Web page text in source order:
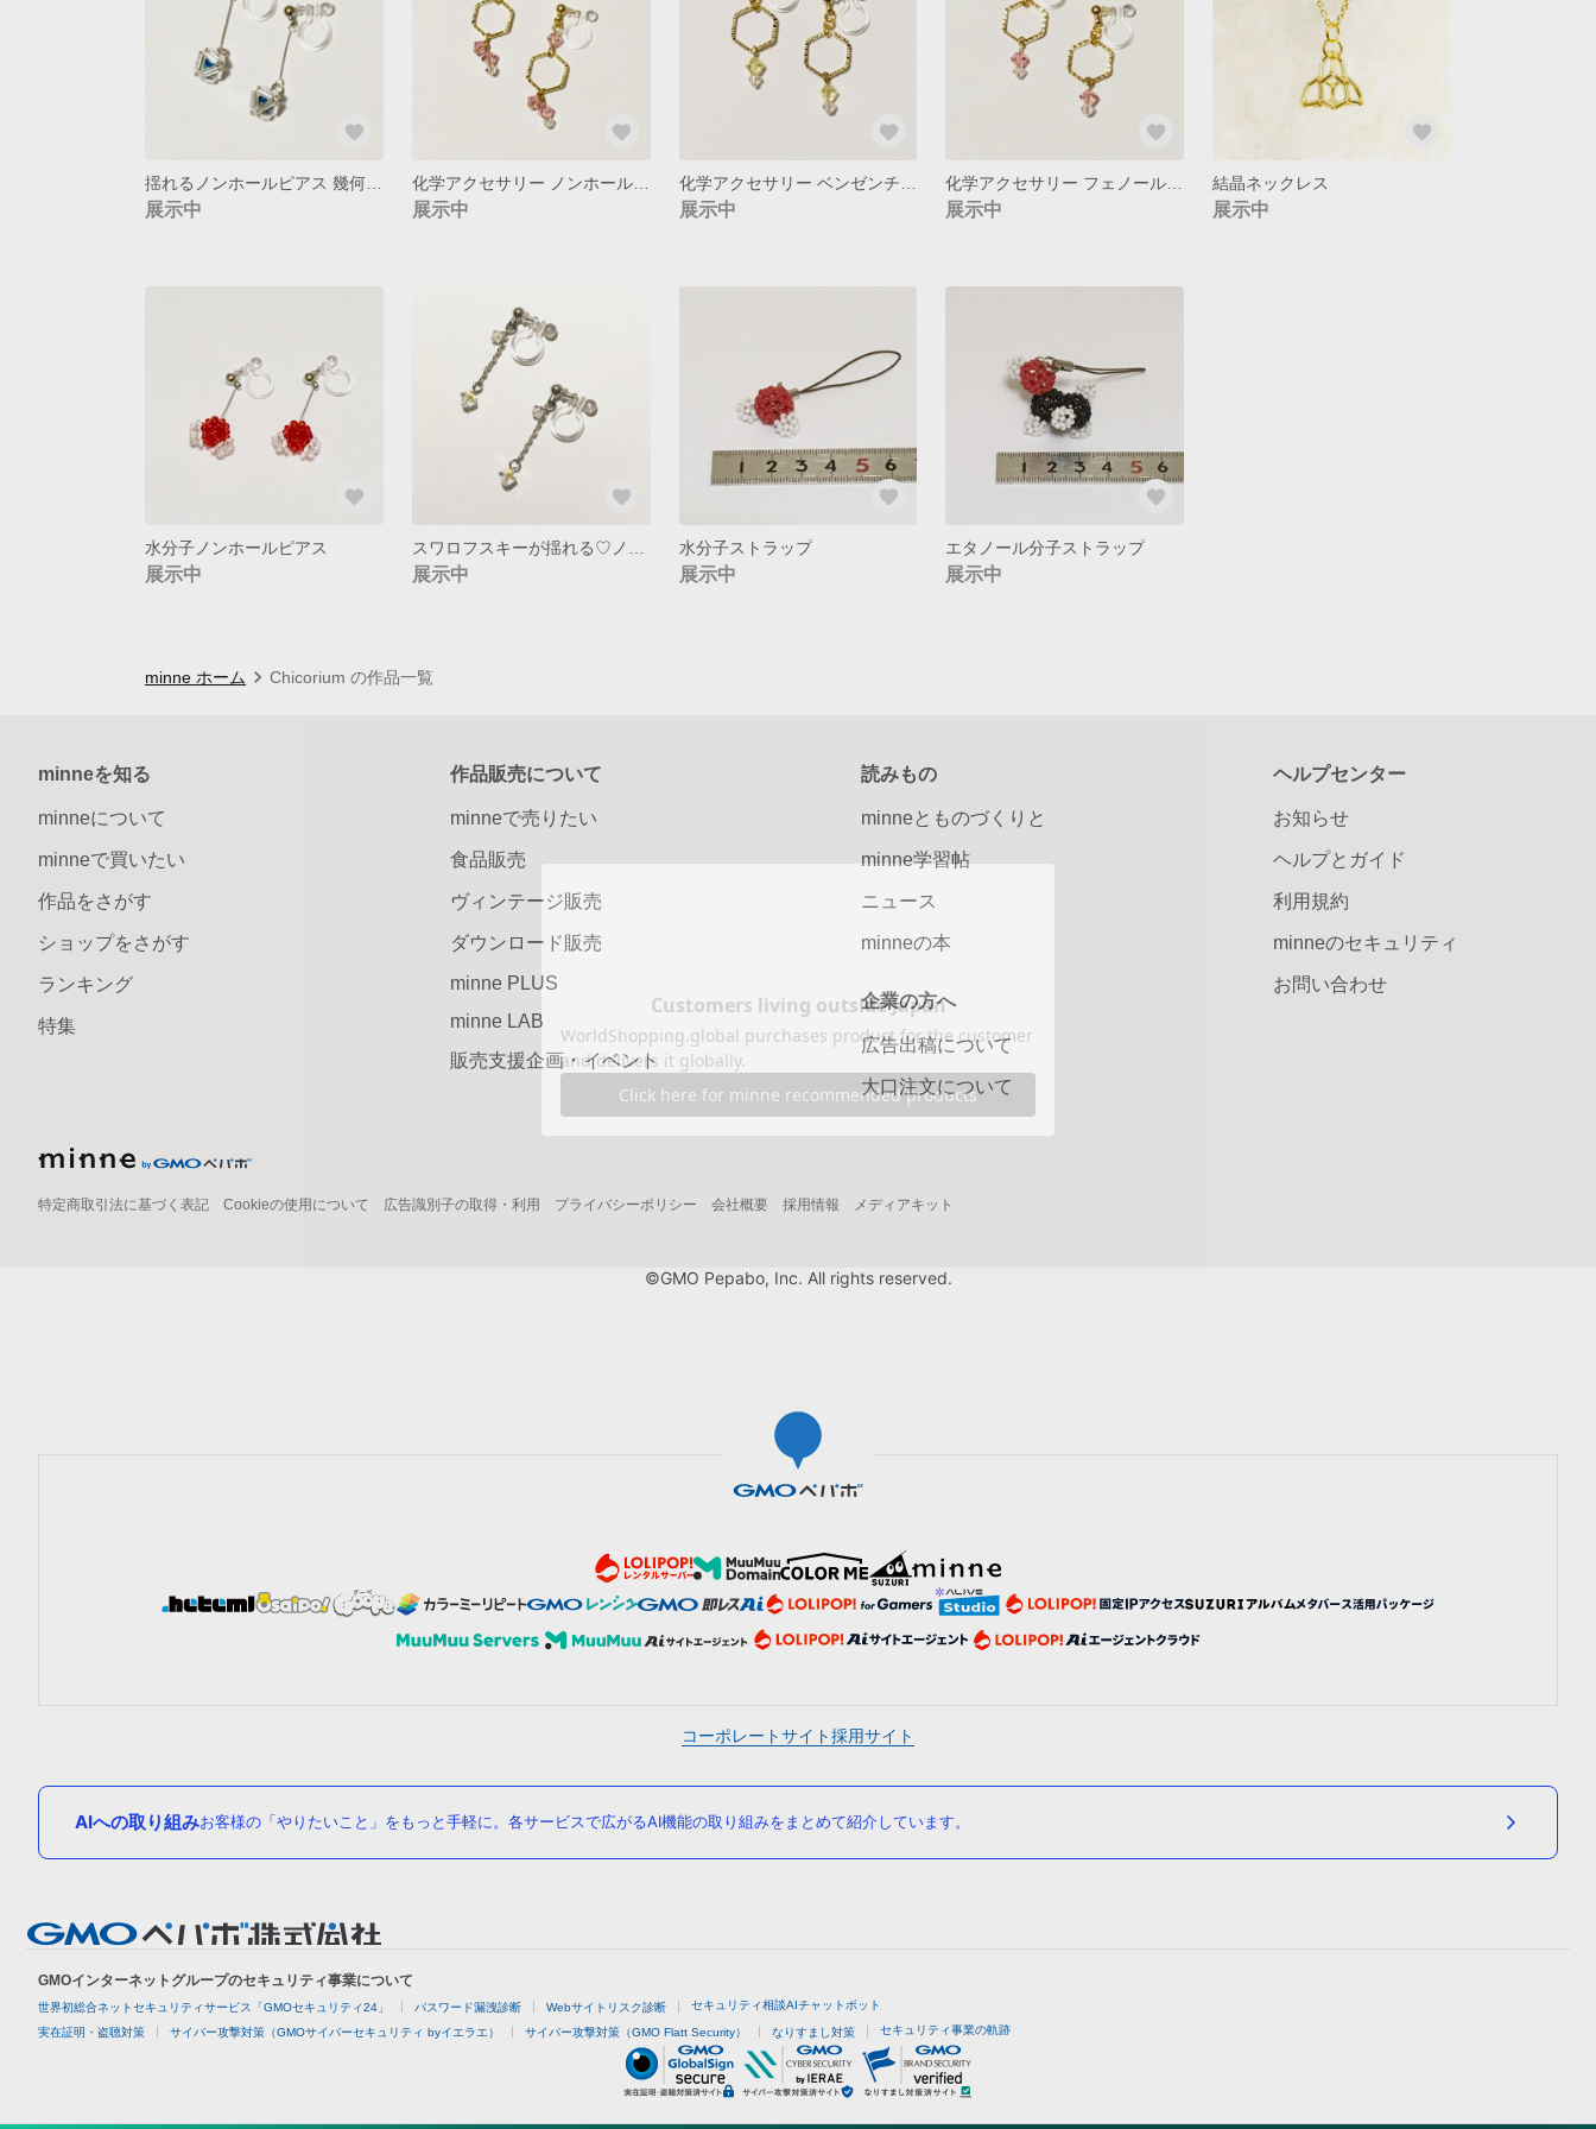
展示中
化学アクセサリー ノンホールピアス
展示中 展示中 展示中
結晶ネックレス
展示中
水分子ノンホールピアス
展示中 展示中
水分子ストラップ
展示中
エタノール分子ストラップ
展示中
minne ホーム Chicorium の作品一覧
minneを知る
minneについて
minneで買いたい
作品をさがす
ショップをさがす
ランキング
特集
作品販売について
minneで売りたい
食品販売
ヴィンテージ販売
ダウンロード販売
minne PLUS
minne LAB
販売支援企画・イベント
読みもの
minneとものづくりと
minne学習帖
ニュース
minneの本
企業の方へ
広告出稿について
大口注文について
ヘルプセンター
お知らせ
ヘルプとガイド
利用規約
minneのセキュリティ
お問い合わせ
特定商取引法に基づく表記 Cookieの使用について 広告識別子の取得・利用 プライバシーポリシー 会社概要 採用情報 メディアキット
©GMO Pepabo, Inc. All rights reserved.
コーポレートサイト採用サイト
AIへの取り組みお客様の「やりたいこと」をもっと手軽に。各サービスで広がるAI機能の取り組みをまとめて紹介しています。
GMOインターネットグループのセキュリティ事業について
世界初総合ネットセキュリティサービス「GMOセキュリティ24」 パスワード漏洩診断 Webサイトリスク診断 セキュリティ相談AIチャットボット
実在証明・盗聴対策 サイバー攻撃対策（GMOサイバーセキュリティ byイエラエ） サイバー攻撃対策（GMO Flatt Security） なりすまし対策 セキュリティ事業の軌跡